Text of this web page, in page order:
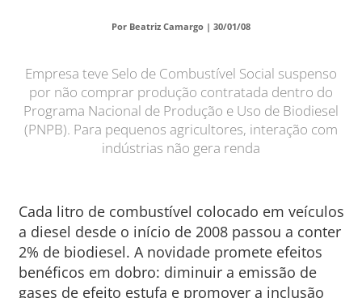
Por Beatriz Camargo | 30/01/08
Empresa teve Selo de Combustível Social suspenso
por não comprar produção contratada dentro do
Programa Nacional de Produção e Uso de Biodiesel
(PNPB). Para pequenos agricultores, interação com
indústrias não gera renda
Cada litro de combustível colocado em veículos
a diesel desde o início de 2008 passou a conter
2% de biodiesel. A novidade promete efeitos
benéficos em dobro: diminuir a emissão de
gases de efeito estufa e promover a inclusão